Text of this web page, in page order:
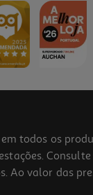
todos os
valor das